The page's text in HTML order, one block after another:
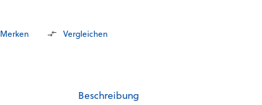
Merken Vergleichen
Beschreibung